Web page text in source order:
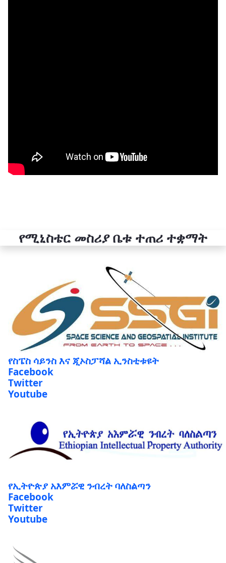
የሚኒስቴር መስሪያ ቤቱ ተጠሪ ተቋማት
የስፔስ ሳይንስ እና ጂኦስፓሻል ኢንስቲቱዩት
Facebook
Twitter
Youtube
የኢትዮጵያ አእምሯዊ ንብረት ባለስልጣን
Facebook
Twitter
Youtube